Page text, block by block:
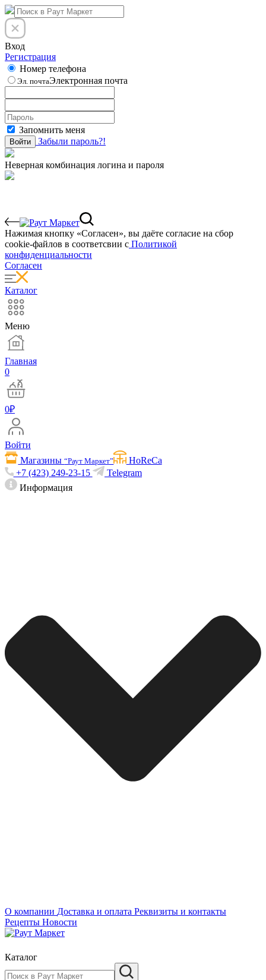
Вход
Регистрация
Номер телефона
Эл. почтаЭлектронная почта
Запомнить меня
Войти Забыли пароль?!
Неверная комбинация логина и пароля
Нажимая кнопку «Согласен», вы даёте cогласие на сбор
cookie-файлов в соответсвии с Политикой
конфиденциальности
Согласен
Каталог
Меню
Главная
0
0₽
Войти
Магазины“Раут Маркет”
HoReCa
+7 (423) 249-23-15
Telegram
Информация
О компании Доставка и оплата Реквизиты и контакты
Рецепты Новости
Каталог